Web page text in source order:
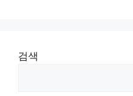
검색